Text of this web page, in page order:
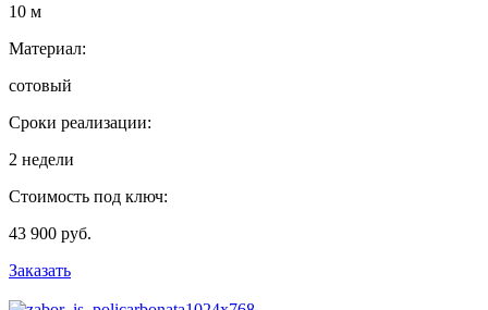
10 м
Материал:
сотовый
Сроки реализации:
2 недели
Стоимость под ключ:
43 900 руб.
Заказать